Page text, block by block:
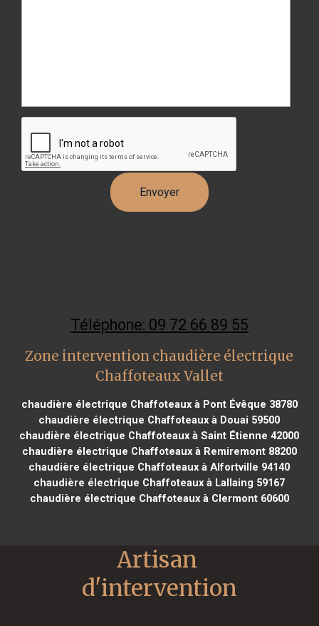
Téléphone: 09 72 66 89 55
Zone intervention chaudière électrique
Chaffoteaux Vallet
chaudière électrique Chaffoteaux à Pont Évêque 38780
chaudière électrique Chaffoteaux à Douai 59500
chaudière électrique Chaffoteaux à Saint Étienne 42000
chaudière électrique Chaffoteaux à Remiremont 88200
chaudière électrique Chaffoteaux à Alfortville 94140
chaudière électrique Chaffoteaux à Lallaing 59167
chaudière électrique Chaffoteaux à Clermont 60600
Artisan
d'intervention